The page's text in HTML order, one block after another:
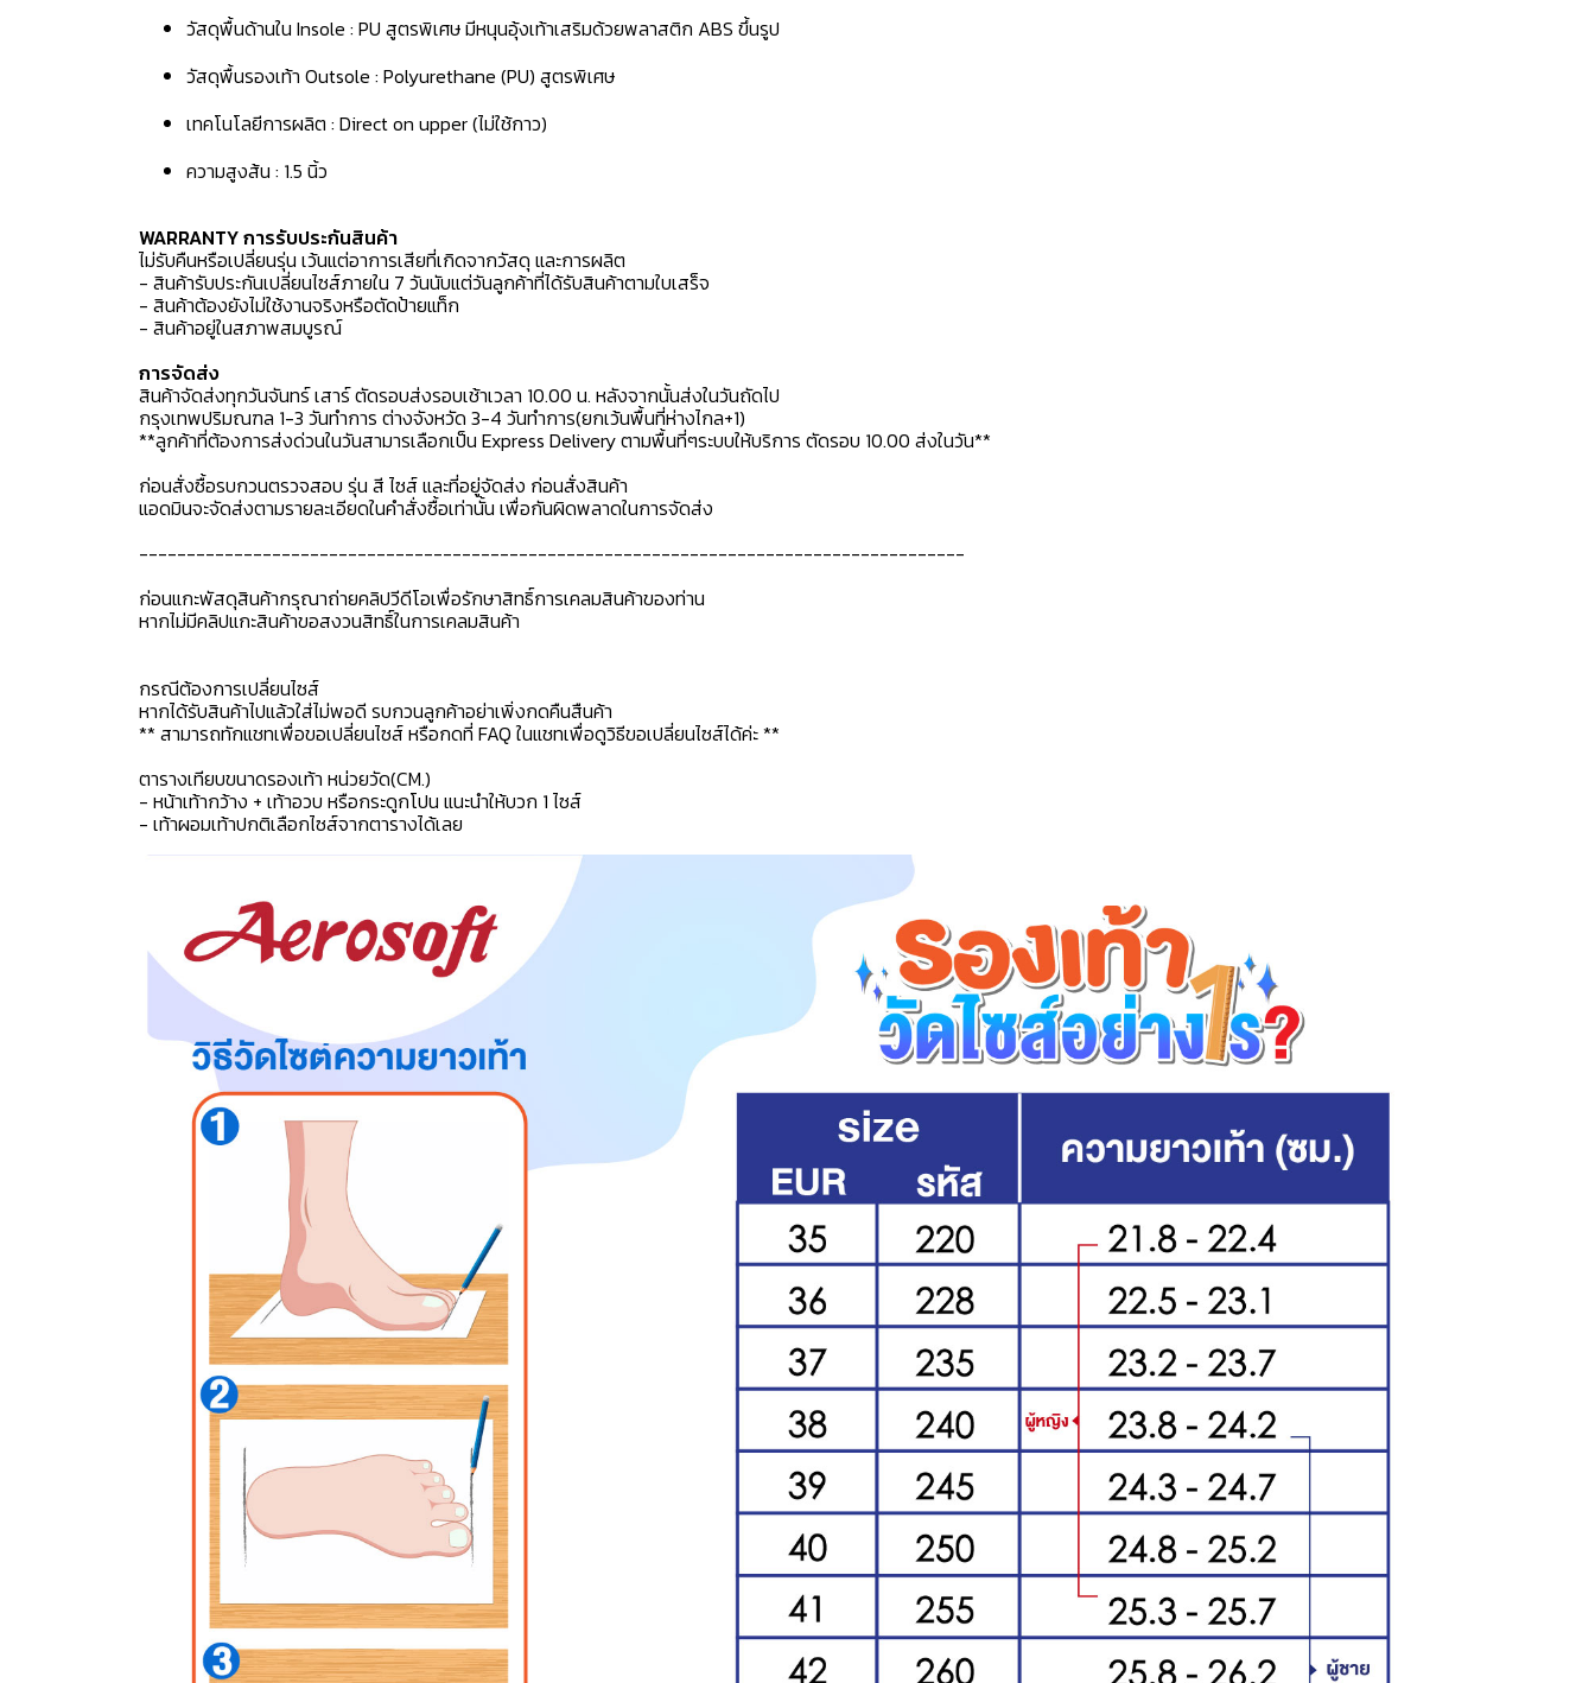
วัสดุพื้นด้านใน Insole : PU สูตรพิเศษ มีหนุนอุ้งเท้าเสริมด้วยพลาสติก ABS ขึ้นรูป
วัสดุพื้นรองเท้า Outsole : Polyurethane (PU) สูตรพิเศษ
เทคโนโลยีการผลิต : Direct on upper (ไม่ใช้กาว)
ความสูงส้น : 1.5 นิ้ว
WARRANTY การรับประกันสินค้า
ไม่รับคืนหรือเปลี่ยนรุ่น เว้นแต่อาการเสียที่เกิดจากวัสดุ และการผลิต
- สินค้ารับประกันเปลี่ยนไซส์ภายใน 7 วันนับแต่วันลูกค้าที่ได้รับสินค้าตามใบเสร็จ
- สินค้าต้องยังไม่ใช้งานจริงหรือตัดป้ายแท็ก
- สินค้าอยู่ในสภาพสมบูรณ์
การจัดส่ง
สินค้าจัดส่งทุกวันจันทร์ เสาร์ ตัดรอบส่งรอบเช้าเวลา 10.00 น. หลังจากนั้นส่งในวันถัดไป
กรุงเทพปริมณฑล 1-3 วันทำการ ต่างจังหวัด 3-4 วันทำการ(ยกเว้นพื้นที่ห่างไกล+1)
**ลูกค้าที่ต้องการส่งด่วนในวันสามารเลือกเป็น Express Delivery ตามพื้นที่ๆระบบให้บริการ ตัดรอบ 10.00 ส่งในวัน**
ก่อนสั่งซื้อรบกวนตรวจสอบ รุ่น สี ไซส์ และที่อยู่จัดส่ง ก่อนสั่งสินค้า
แอดมินจะจัดส่งตามรายละเอียดในคำสั่งซื้อเท่านั้น เพื่อกันผิดพลาดในการจัดส่ง
---------------------------------------------------------------------------------------
ก่อนแกะพัสดุสินค้ากรุณาถ่ายคลิปวีดีโอเพื่อรักษาสิทธิ์การเคลมสินค้าของท่าน
หากไม่มีคลิปแกะสินค้าขอสงวนสิทธิ์ในการเคลมสินค้า
กรณีต้องการเปลี่ยนไซส์
หากได้รับสินค้าไปแล้วใส่ไม่พอดี รบกวนลูกค้าอย่าเพิ่งกดคืนสืนค้า
** สามารถทักแชทเพื่อขอเปลี่ยนไซส์ หรือกดที่ FAQ ในแชทเพื่อดูวิธีขอเปลี่ยนไซส์ได้ค่ะ **
ตารางเทียบขนาดรองเท้า หน่วยวัด(CM.)
- หน้าเท้ากว้าง + เท้าอวบ หรือกระดูกโปน แนะนำให้บวก 1 ไซส์
- เท้าผอมเท้าปกติเลือกไซส์จากตารางได้เลย